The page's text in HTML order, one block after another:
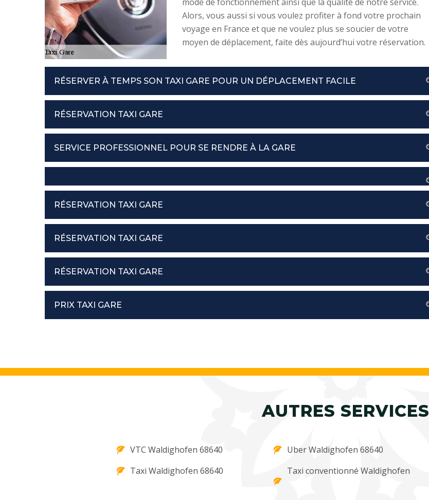
Alors, vous aussi si vous voulez profiter à fond votre prochain
voyage en France et que ne voulez plus se soucier de votre
moyen de déplacement, faite dès aujourd’hui votre réservation.
RÉSERVER À TEMPS SON TAXI GARE POUR UN DÉPLACEMENT FACILE
RÉSERVATION TAXI GARE
SERVICE PROFESSIONNEL POUR SE RENDRE À LA GARE
RÉSERVATION TAXI GARE
RÉSERVATION TAXI GARE
RÉSERVATION TAXI GARE
PRIX TAXI GARE
AUTRES SERVICES
VTC Waldighofen 68640
Taxi Waldighofen 68640
Uber Waldighofen 68640
Taxi conventionné Waldighofen